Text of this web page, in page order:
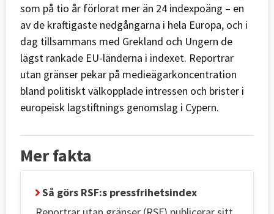
som på tio år förlorat mer än 24 indexpoäng – en
av de kraftigaste nedgångarna i hela Europa, och i
dag tillsammans med Grekland och Ungern de
lägst rankade EU-länderna i indexet. Reportrar
utan gränser pekar på medieägarkoncentration
bland politiskt välkopplade intressen och brister i
europeisk lagstiftnings genomslag i Cypern.
Mer fakta
Så görs RSF:s pressfrihetsindex